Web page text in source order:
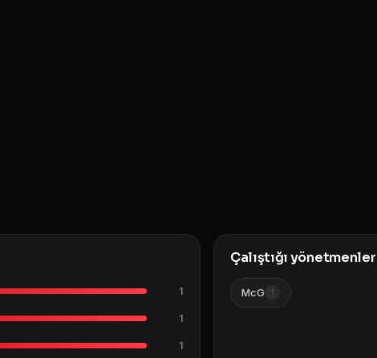
1
1
1
Çalıştığı yönetmenler
McG 1